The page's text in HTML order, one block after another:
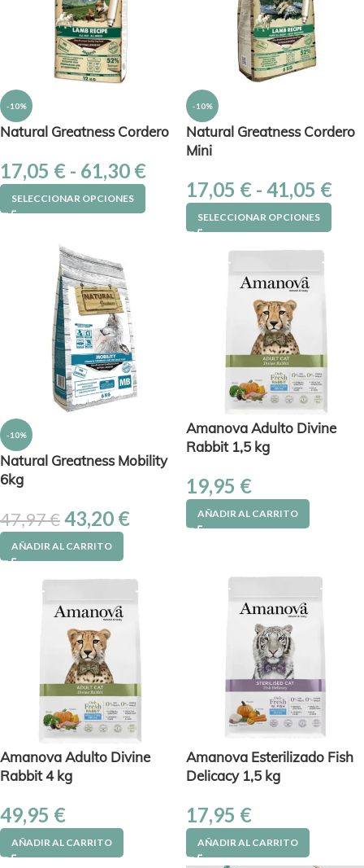
-10%
Natural Greatness Cordero
17,05 € - 61,30 €
SELECCIONAR OPCIONES
-10%
Natural Greatness Cordero
Mini
17,05 € - 41,05 €
SELECCIONAR OPCIONES
-10%
Natural Greatness Mobility
6kg
47,97€43,20 €
AÑADIR AL CARRITO
Amanova Adulto Divine
Rabbit 1,5 kg
19,95 €
AÑADIR AL CARRITO
Amanova Adulto Divine
Rabbit 4 kg
49,95 €
AÑADIR AL CARRITO
Amanova Esterilizado Fish
Delicacy 1,5 kg
17,95 €
AÑADIR AL CARRITO